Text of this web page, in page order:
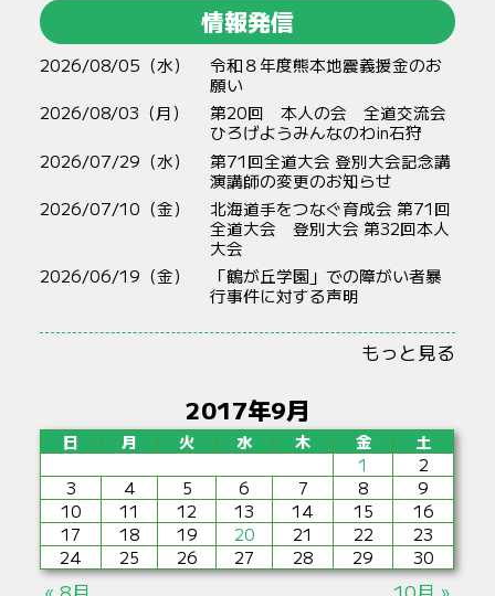
情報発信
2026/08/05（水）
令和８年度熊本地震義援金のお
願い
2026/08/03（月）
第20回 本人の会 全道交流会
ひろげようみんなのわin石狩
2026/07/29（水）
第71回全道大会 登別大会記念講
演講師の変更のお知らせ
2026/07/10（金）
北海道手をつなぐ育成会 第71回
全道大会 登別大会 第32回本人
大会
2026/06/19（金）
「鶴が丘学園」での障がい者暴
行事件に対する声明
もっと見る
2017年9月
日 月 火 水 木 金
土
1
2
3
4 5 6 7 8
9
10
11 12 13 14 15
16
17
18 19 20 21 22
23
24
25 26 27 28 29 30